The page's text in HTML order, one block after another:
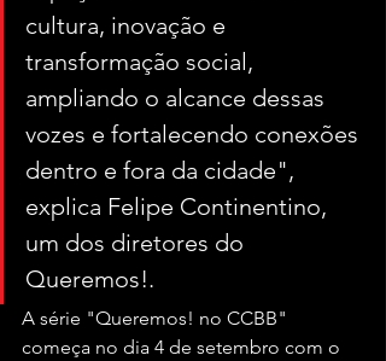
cultura, inovação e
transformação social,
ampliando o alcance dessas
vozes e fortalecendo conexões
dentro e fora da cidade",
explica Felipe Continentino,
um dos diretores do
Queremos!.
A série "Queremos! no CCBB"
começa no dia 4 de setembro com o